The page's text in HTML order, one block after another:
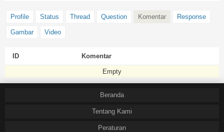
Profile Status Thread Question Komentar Response
Gambar Video
ID Komentar
Empty
Beranda
Tentang Kami
Peraturan